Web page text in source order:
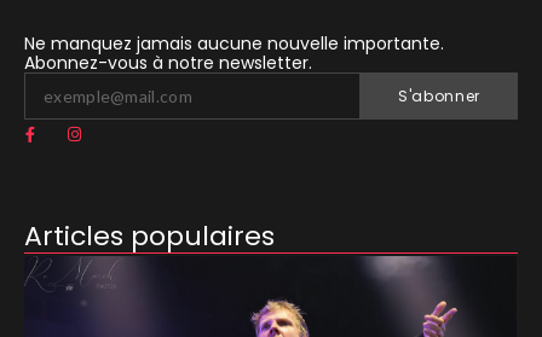
Ne manquez jamais aucune nouvelle importante.
Abonnez-vous à notre newsletter.
S'abonner
Articles populaires